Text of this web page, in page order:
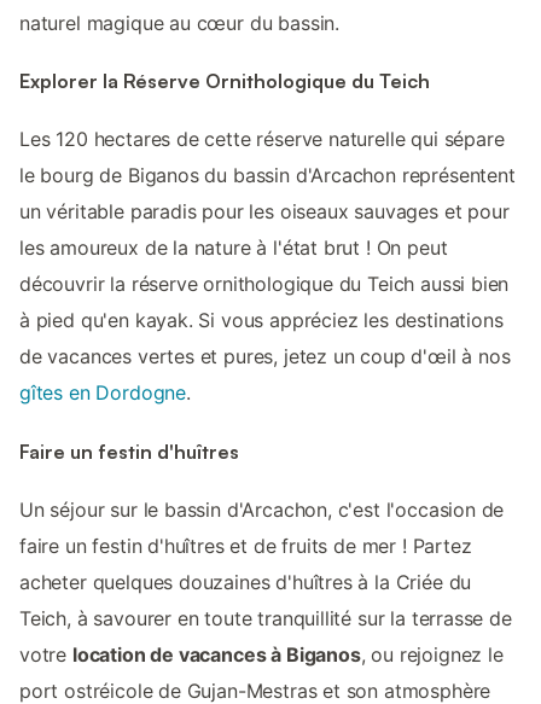
naturel magique au cœur du bassin.
Explorer la Réserve Ornithologique du Teich
Les 120 hectares de cette réserve naturelle qui sépare
le bourg de Biganos du bassin d'Arcachon représentent
un véritable paradis pour les oiseaux sauvages et pour
les amoureux de la nature à l'état brut ! On peut
découvrir la réserve ornithologique du Teich aussi bien
à pied qu'en kayak. Si vous appréciez les destinations
de vacances vertes et pures, jetez un coup d'œil à nos
gîtes en Dordogne.
Faire un festin d'huîtres
Un séjour sur le bassin d'Arcachon, c'est l'occasion de
faire un festin d'huîtres et de fruits de mer ! Partez
acheter quelques douzaines d'huîtres à la Criée du
Teich, à savourer en toute tranquillité sur la terrasse de
votre location de vacances à Biganos, ou rejoignez le
port ostréicole de Gujan-Mestras et son atmosphère